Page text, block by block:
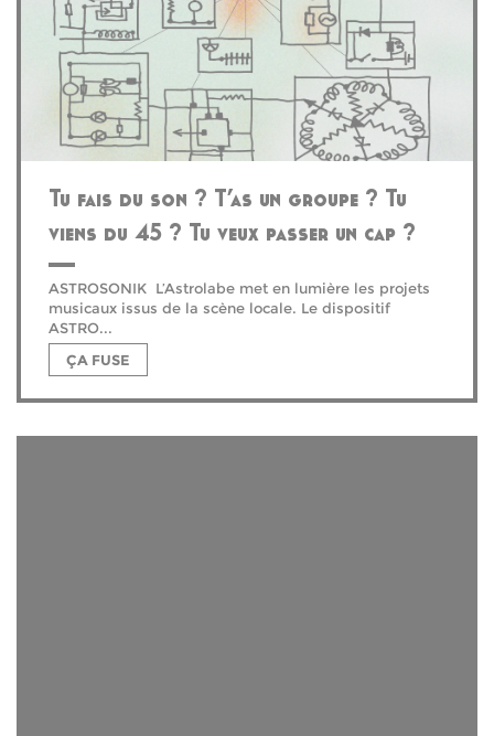
Tu fais du son ? T’as un groupe ? Tu
viens du 45 ? Tu veux passer un cap ?
ASTROSONIK L’Astrolabe met en lumière les projets
musicaux issus de la scène locale. Le dispositif
ASTRO...
ÇA FUSE